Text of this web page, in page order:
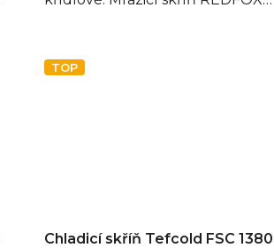
TOP
Chladicí skříň Tefcold FSC 1380